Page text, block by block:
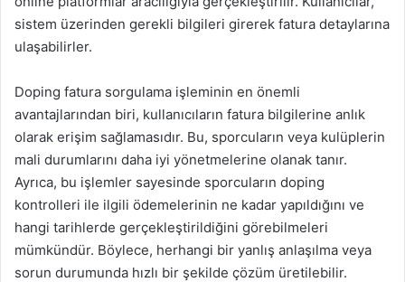
sistem üzerinden gerekli bilgileri girerek fatura detaylarına
ulaşabilirler.
Doping fatura sorgulama işleminin en önemli
avantajlarından biri, kullanıcıların fatura bilgilerine anlık
olarak erişim sağlamasıdır. Bu, sporcuların veya kulüplerin
mali durumlarını daha iyi yönetmelerine olanak tanır.
Ayrıca, bu işlemler sayesinde sporcuların doping
kontrolleri ile ilgili ödemelerinin ne kadar yapıldığını ve
hangi tarihlerde gerçekleştirildiğini görebilmeleri
mümkündür. Böylece, herhangi bir yanlış anlaşılma veya
sorun durumunda hızlı bir şekilde çözüm üretilebilir.